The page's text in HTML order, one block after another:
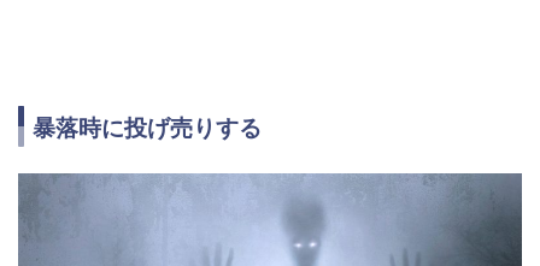
暴落時に投げ売りする